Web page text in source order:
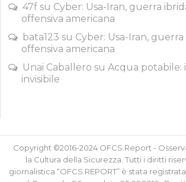
47f su Cyber: Usa-Iran, guerra
offensiva americana
bata123 su Cyber: Usa-Iran,
offensiva americana
Unai Caballero su Acqua potabile:
invisibile
Copyright ©2016-2024 OFCS.Report -
la Cultura della Sicurezza. Tutti i diritti
giornalistica “OFCS.REPORT” è stata